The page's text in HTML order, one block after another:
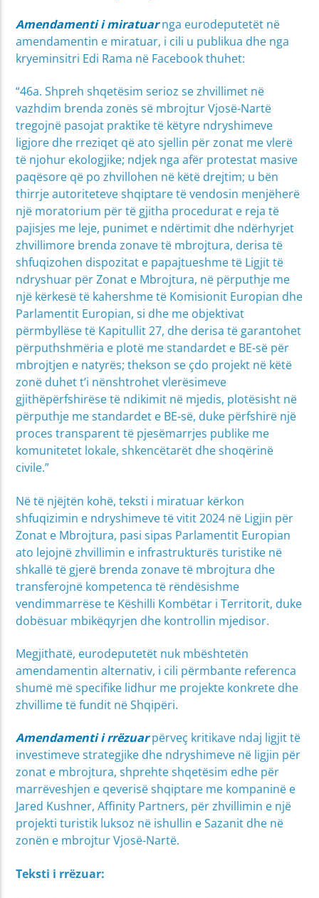
Amendamenti i miratuarnga eurodeputetët në
amendamentin e miratuar, i cili u publikua dhe nga
kryeminsitri Edi Rama në Facebook thuhet:
“46a. Shpreh shqetësim serioz se zhvillimet në
vazhdim brenda zonës së mbrojtur Vjosë-Nartë
tregojnë pasojat praktike të këtyre ndryshimeve
ligjore dhe rreziqet që ato sjellin për zonat me vlerë
të njohur ekologjike; ndjek nga afër protestat masive
paqësore që po zhvillohen në këtë drejtim; u bën
thirrje autoriteteve shqiptare të vendosin menjëherë
një moratorium për të gjitha procedurat e reja të
pajisjes me leje, punimet e ndërtimit dhe ndërhyrjet
zhvillimore brenda zonave të mbrojtura, derisa të
shfuqizohen dispozitat e papajtueshme të Ligjit të
ndryshuar për Zonat e Mbrojtura, në përputhje me
një kërkesë të kahershme të Komisionit Europian dhe
Parlamentit Europian, si dhe me objektivat
përmbyllëse të Kapitullit 27, dhe derisa të garantohet
përputhshmëria e plotë me standardet e BE-së për
mbrojtjen e natyrës; thekson se çdo projekt në këtë
zonë duhet t’i nënshtrohet vlerësimeve
gjithëpërfshirëse të ndikimit në mjedis, plotësisht në
përputhje me standardet e BE-së, duke përfshirë një
proces transparent të pjesëmarrjes publike me
komunitetet lokale, shkencëtarët dhe shoqërinë
civile.”
Në të njëjtën kohë, teksti i miratuar kërkon
shfuqizimin e ndryshimeve të vitit 2024 në Ligjin për
Zonat e Mbrojtura, pasi sipas Parlamentit Europian
ato lejojnë zhvillimin e infrastrukturës turistike në
shkallë të gjerë brenda zonave të mbrojtura dhe
transferojnë kompetenca të rëndësishme
vendimmarrëse te Këshilli Kombëtar i Territorit, duke
dobësuar mbikëqyrjen dhe kontrollin mjedisor.
Megjithatë, eurodeputetët nuk mbështetën
amendamentin alternativ, i cili përmbante referenca
shumë më specifike lidhur me projekte konkrete dhe
zhvillime të fundit në Shqipëri.
Amendamenti i rrëzuarpërveç kritikave ndaj ligjit të
investimeve strategjike dhe ndryshimeve në ligjin për
zonat e mbrojtura, shprehte shqetësim edhe për
marrëveshjen e qeverisë shqiptare me kompaninë e
Jared Kushner, Affinity Partners, për zhvillimin e një
projekti turistik luksoz në ishullin e Sazanit dhe në
zonën e mbrojtur Vjosë-Nartë.
Teksti i rrëzuar: